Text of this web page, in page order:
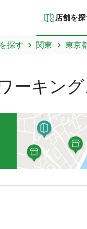
店舗を
探す 関東 東京
ーキン